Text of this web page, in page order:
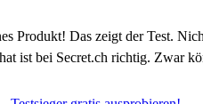
Produkt! Das zeigt der Test.
ist bei Secret.ch richtig. Zwar